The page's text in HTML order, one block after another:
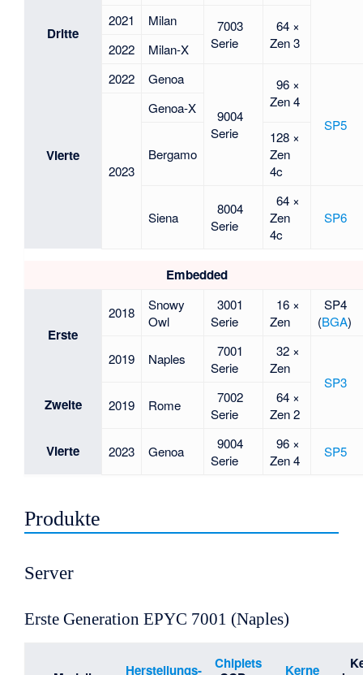
Dritte
2021 Milan
7003
Serie
64 ×
Zen 3
2022 Milan-X
Vierte
2022 Genoa
9004
Serie
96 ×
Zen 4
SP5
2023
Genoa-X
Bergamo
128 ×
Zen
4c
Siena
8004
Serie
64 ×
Zen
4c
SP6
Embedded
Erste
2018
Snowy
Owl
3001
Serie
16 ×
Zen
SP4
(BGA)
2019 Naples
7001
Serie
32 ×
Zen
SP3
Zweite 2019 Rome
7002
Serie
64 ×
Zen 2
Vierte 2023 Genoa
9004
Serie
96 ×
Zen 4
SP5
Produkte
Server
Erste Generation EPYC 7001 (Naples)
Herstellungs-
Chiplets
Kerne